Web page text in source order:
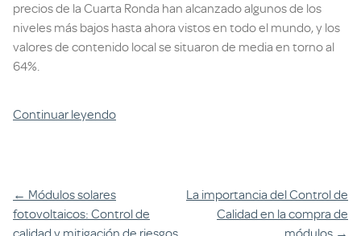
precios de la Cuarta Ronda han alcanzado algunos de los
niveles más bajos hasta ahora vistos en todo el mundo, y los
valores de contenido local se situaron de media en torno al
64%.
Continuar leyendo
Navegación
entre
← Módulos solares
fotovoltaicos: Control de
La importancia del Control de
Calidad en la compra de